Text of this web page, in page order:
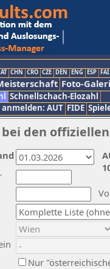
CHN CRO CZE DEN ENG ESP FAI
Foto-
Schnellschach-Elozahl
AUT FIDE
den offiziellen
Nur